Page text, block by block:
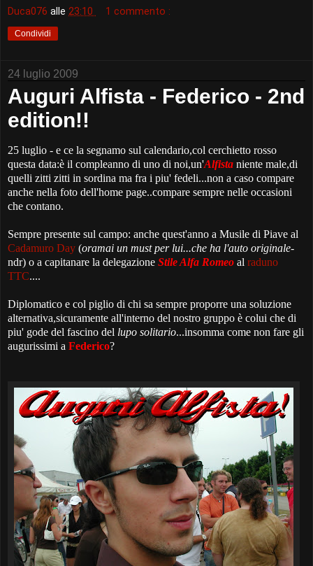
Duca076 alle 23:10 1 commento :
Condividi
24 luglio 2009
Auguri Alfista - Federico - 2nd
edition!!
25 luglio - e ce la segnamo sul calendario,col cerchietto rosso
questa data:è il compleanno di uno di noi,un'Alfista niente male,di
quelli zitti zitti in sordina ma fra i piu' fedeli...non a caso compare
anche nella foto dell'home page..compare sempre nelle occasioni
che contano.
Sempre presente sul campo: anche quest'anno a Musile di Piave al
Cadamuro Day (oramai un must per lui...che ha l'auto originale-
ndr) o a capitanare la delegazione Stile Alfa Romeo al raduno
TTC....
Diplomatico e col piglio di chi sa sempre proporre una soluzione
alternativa,sicuramente all'interno del nostro gruppo è colui che di
piu' gode del fascino del lupo solitario...insomma come non fare gli
augurissimi a Federico?